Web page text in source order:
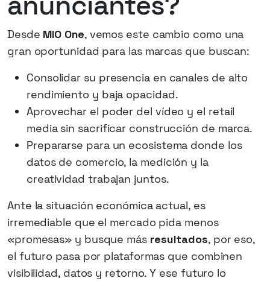
Desde MIO One, vemos este cambio como una
gran oportunidad para las marcas que buscan:
Consolidar su presencia en canales de alto
rendimiento y baja opacidad.
Aprovechar el poder del vídeo y el retail
media sin sacrificar construcción de marca.
Prepararse para un ecosistema donde los
datos de comercio, la medición y la
creatividad trabajan juntos.
Ante la situación económica actual, es
irremediable que el mercado pida menos
«promesas» y busque más resultados, por eso,
el futuro pasa por plataformas que combinen
visibilidad, datos y retorno. Y ese futuro lo